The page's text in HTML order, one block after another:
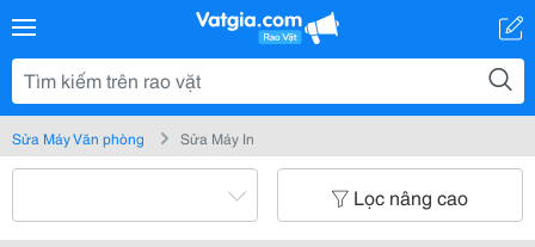
Sửa Máy Văn phòng Sửa Máy In
Lọc nâng cao